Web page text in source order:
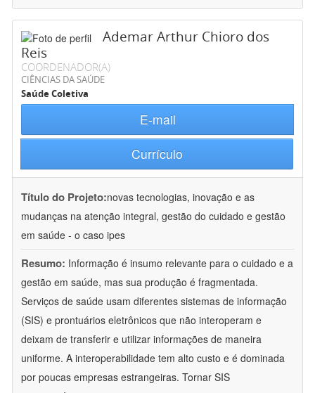
Ademar Arthur Chioro dos
Reis
COORDENADOR(A)
CIÊNCIAS DA SAÚDE
Saúde Coletiva
E-mail
Currículo
Título do Projeto:novas tecnologias, inovação e as
mudanças na atenção integral, gestão do cuidado e gestão
em saúde - o caso ipes
Resumo: Informação é insumo relevante para o cuidado e a
gestão em saúde, mas sua produção é fragmentada.
Serviços de saúde usam diferentes sistemas de informação
(SIS) e prontuários eletrônicos que não interoperam e
deixam de transferir e utilizar informações de maneira
uniforme. A interoperabilidade tem alto custo e é dominada
por poucas empresas estrangeiras. Tornar SIS